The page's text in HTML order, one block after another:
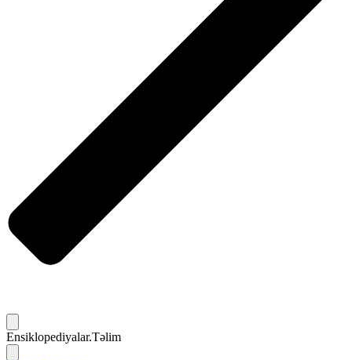
Ensiklopediyalar.Təlim